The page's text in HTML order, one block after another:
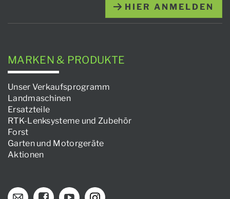
HIER ANMELDEN
MARKEN & PRODUKTE
Unser Verkaufsprogramm
Landmaschinen
Ersatzteile
RTK-Lenksysteme und Zubehör
Forst
Garten und Motorgeräte
Aktionen